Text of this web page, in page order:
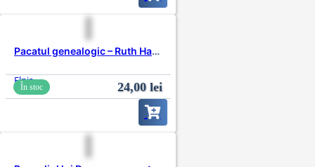
Pacatul genealogic – Ruth Hawkey
Elpis
În stoc 24,00 lei